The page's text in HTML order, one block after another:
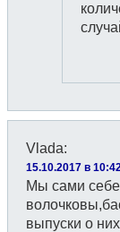
Vlada:
15.10.2017 в 10:42
Мы сами
выпуски о